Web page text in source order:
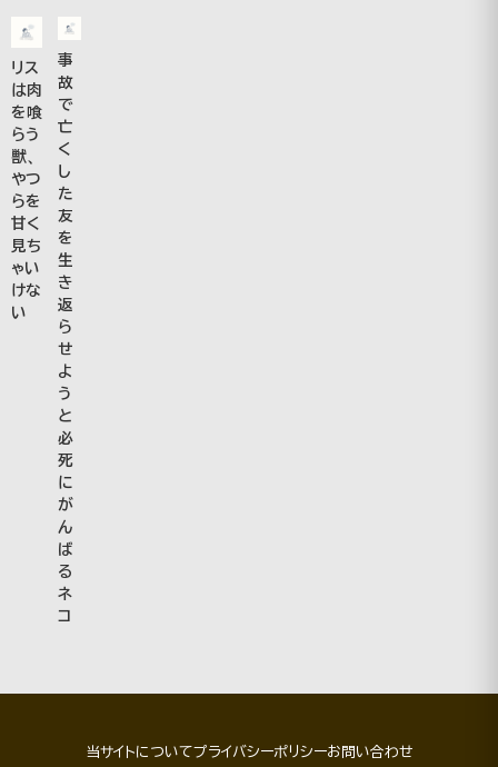
リス
は肉
を喰
らう
獣、
やつ
らを
甘く
見ち
ゃい
けな
い
事
故
で
亡
く
し
た
友
を
生
き
返
ら
せ
よ
う
と
必
死
に
が
ん
ば
る
ネ
コ
当サイトについてプライバシーポリシーお問い合わせ